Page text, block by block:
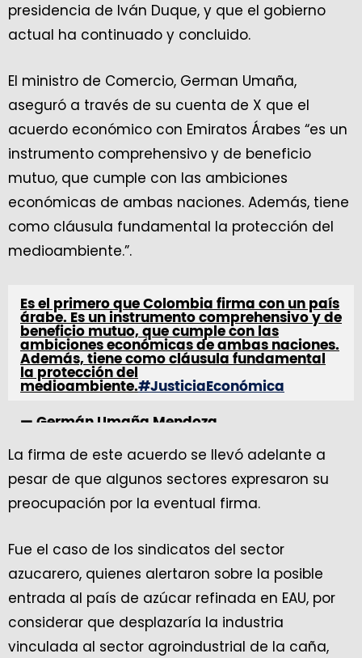
presidencia de Iván Duque, y que el gobierno
actual ha continuado y concluido.
El ministro de Comercio, German Umaña,
aseguró a través de su cuenta de X que el
acuerdo económico con Emiratos Árabes “es un
instrumento comprehensivo y de beneficio
mutuo, que cumple con las ambiciones
económicas de ambas naciones. Además, tiene
como cláusula fundamental la protección del
medioambiente.”.
Es el primero que Colombia firma con un país
árabe. Es un instrumento comprehensivo y de
beneficio mutuo, que cumple con las
ambiciones económicas de ambas naciones.
Además, tiene como cláusula fundamental
la protección del
medioambiente.#JusticiaEconómica
— Germán Umaña Mendoza
La firma de este acuerdo se llevó adelante a
pesar de que algunos sectores expresaron su
preocupación por la eventual firma.
Fue el caso de los sindicatos del sector
azucarero, quienes alertaron sobre la posible
entrada al país de azúcar refinada en EAU, por
considerar que desplazaría la industria
vinculada al sector agroindustrial de la caña,